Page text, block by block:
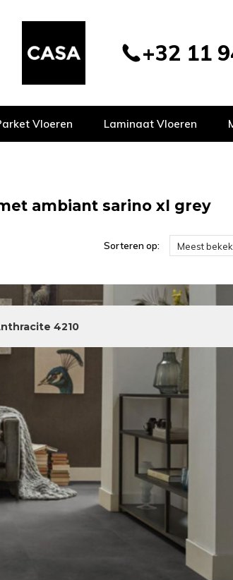
+32 11
Vloeren Laminaat Vloeren
ambiant sarino xl grey
Sorteren op: Meest
4210